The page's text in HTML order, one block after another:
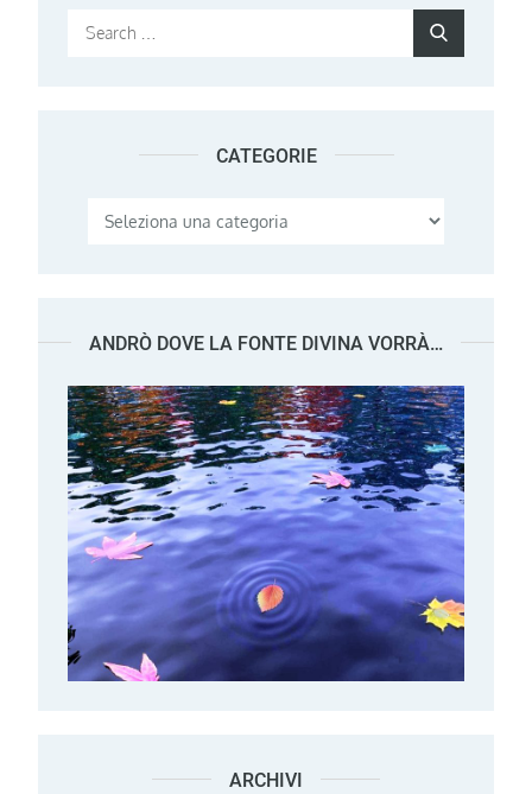
Search
CATEGORIE
Categorie
ANDRÒ DOVE LA FONTE DIVINA VORRÀ…
ARCHIVI Archivi